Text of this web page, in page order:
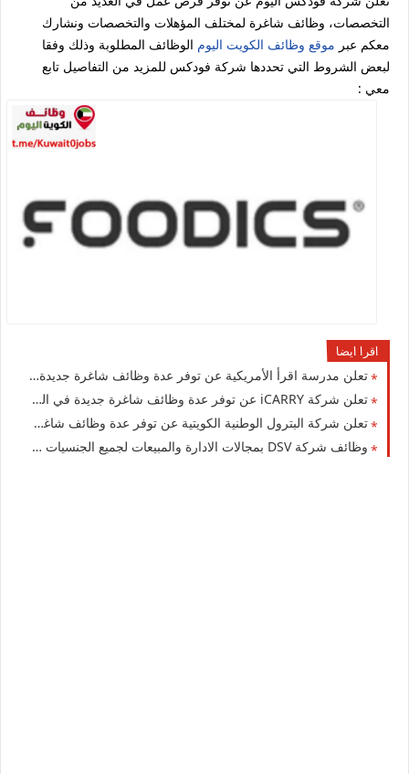
التخصصات، وظائف شاغرة لمختلف المؤهلات والتخصصات ونشارك
معكم عبر موقع وظائف الكويت اليوم الوظائف المطلوبة وذلك وفقا
لبعض الشروط التي تحددها شركة فودكس للمزيد من التفاصيل تابع
معي :
اقرا ايضا
تعلن مدرسة اقرأ الأمريكية عن توفر عدة وظائف شاغرة جديدة في العديد من التخصصات في الكويت
تعلن شركة iCARRY عن توفر عدة وظائف شاغرة جديدة في العديد من التخصصات للوافدين والمقيمين في الكويت
تعلن شركة البترول الوطنية الكويتية عن توفر عدة وظائف شاغرة جديدة في مختلف التخصصات للجنسيين في الكويت
وظائف شركة DSV بمجالات الادارة والمبيعات لجميع الجنسيات في الكويت